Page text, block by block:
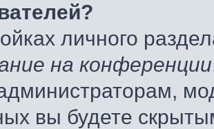
личного
на конференции
вы будете